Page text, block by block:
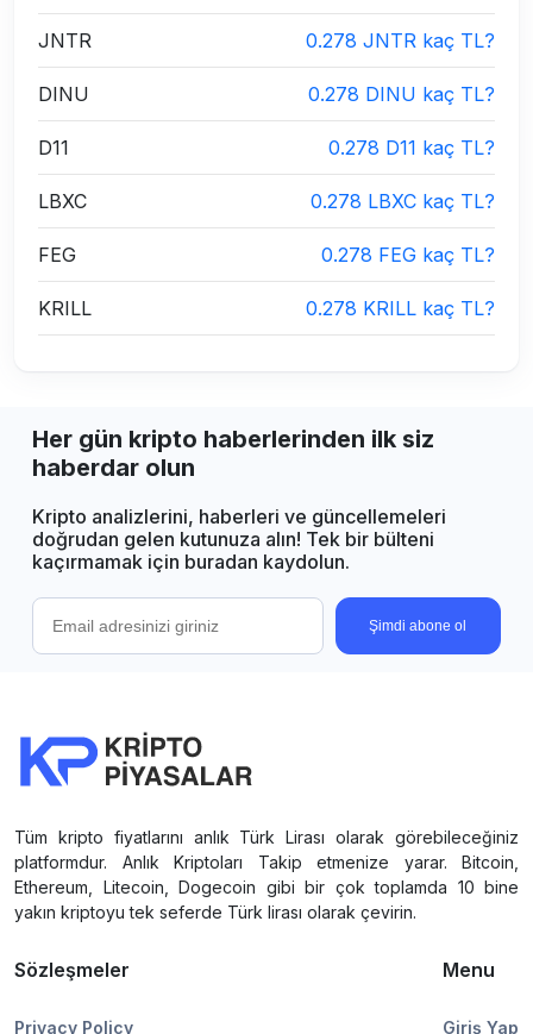
JNTR 0.278 JNTR kaç TL?
DINU 0.278 DINU kaç TL?
D11 0.278 D11 kaç TL?
LBXC 0.278 LBXC kaç TL?
FEG 0.278 FEG kaç TL?
KRILL 0.278 KRILL kaç TL?
Her gün kripto haberlerinden ilk siz
haberdar olun
Kripto analizlerini, haberleri ve güncellemeleri
doğrudan gelen kutunuza alın! Tek bir bülteni
kaçırmamak için buradan kaydolun.
Şimdi abone ol
Tüm kripto fiyatlarını anlık Türk Lirası olarak görebileceğiniz
platformdur. Anlık Kriptoları Takip etmenize yarar. Bitcoin,
Ethereum, Litecoin, Dogecoin gibi bir çok toplamda 10 bine
yakın kriptoyu tek seferde Türk lirası olarak çevirin.
Sözleşmeler
Privacy Policy
Menu
Giriş Yap